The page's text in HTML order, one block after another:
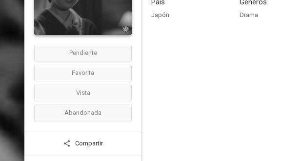
Pendiente
Favorita
Vista
Abandonada
Compartir
País
Japón
Géneros
Drama